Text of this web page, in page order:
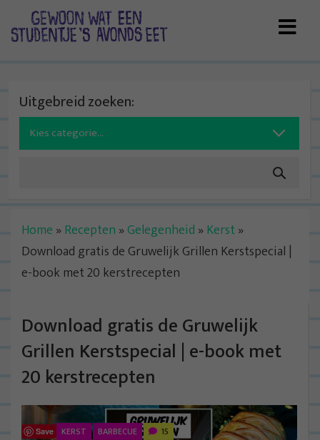
Uitgebreid zoeken:
Search
for:
Home » Recepten » Gelegenheid » Kerst»
Download gratis de Gruwelijk Grillen Kerstspecial |
e-book met 20 kerstrecepten
Download gratis de Gruwelijk
Grillen Kerstspecial | e-book met
20 kerstrecepten
Save KERST BARBECUE 15